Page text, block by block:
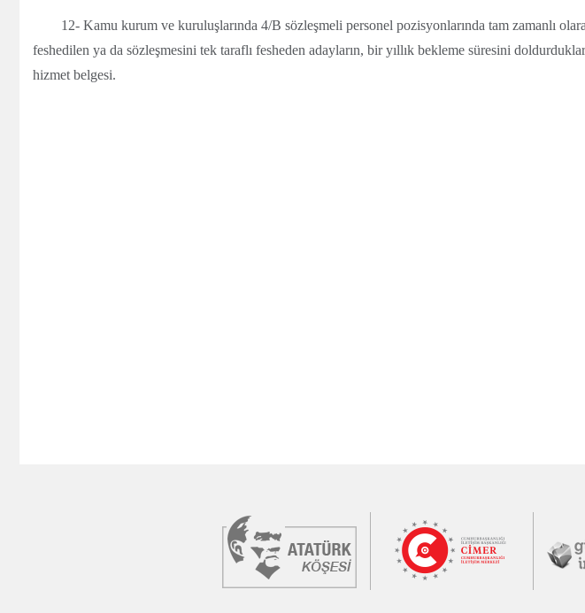
12- Kamu kurum ve kuruluşlarında 4/B sözleşmeli personel pozisyonlarında tam zamanlı
feshedilen ya da sözleşmesini tek taraflı fesheden adayların, bir yıllık bekleme süresini
hizmet belgesi.